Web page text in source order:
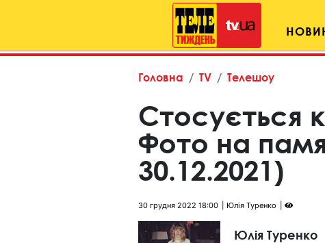
Головна TV Телешоу
Стосується
Фото на
30.12.2021)
30 грудня 2022 18:00 Юлія Туренко
Юлія Туренко